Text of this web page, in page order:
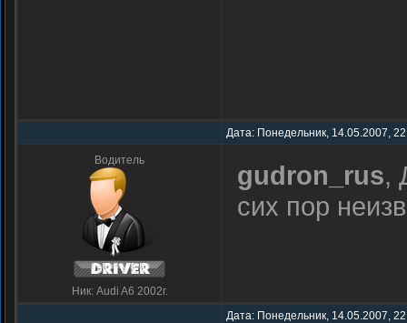
Дата: Понедельник, 14.05.2007,
Водитель
Ник: Audi A6 2002г.
gudron_rus,
сих пор
Дата: Понедельник, 14.05.2007,